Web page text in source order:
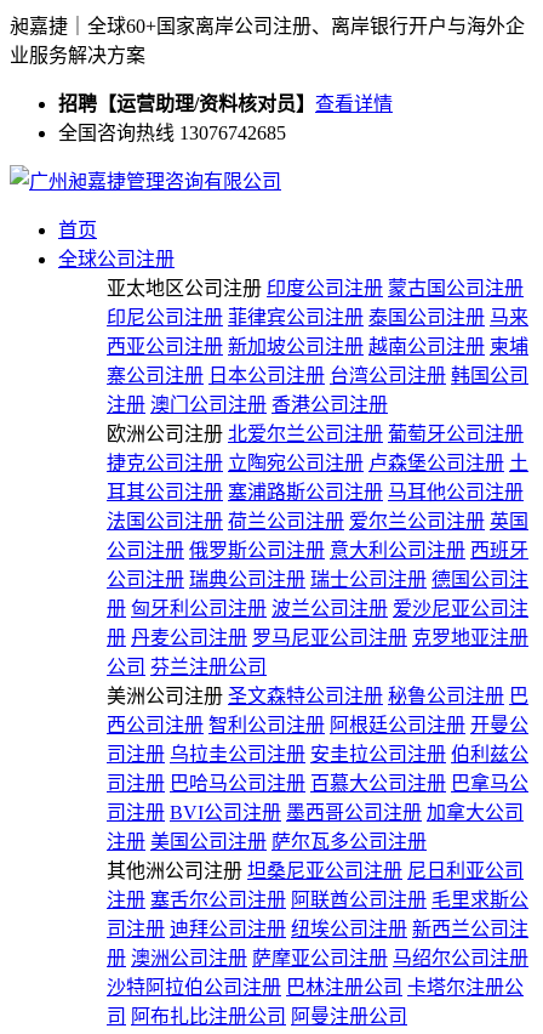
昶嘉捷｜全球60+国家离岸公司注册、离岸银行开户与海外企
业服务解决方案
招聘【运营助理/资料核对员】 查看详情
全国咨询热线 13076742685
首页
全球公司注册
亚太地区公司注册 印度公司注册 蒙古国公司注册
印尼公司注册 菲律宾公司注册 泰国公司注册 马来
西亚公司注册 新加坡公司注册 越南公司注册 柬埔
寨公司注册 日本公司注册 台湾公司注册 韩国公司
注册 澳门公司注册 香港公司注册
欧洲公司注册 北爱尔兰公司注册 葡萄牙公司注册
捷克公司注册 立陶宛公司注册 卢森堡公司注册 土
耳其公司注册 塞浦路斯公司注册 马耳他公司注册
法国公司注册 荷兰公司注册 爱尔兰公司注册 英国
公司注册 俄罗斯公司注册 意大利公司注册 西班牙
公司注册 瑞典公司注册 瑞士公司注册 德国公司注
册 匈牙利公司注册 波兰公司注册 爱沙尼亚公司注
册 丹麦公司注册 罗马尼亚公司注册 克罗地亚注册
公司 芬兰注册公司
美洲公司注册 圣文森特公司注册 秘鲁公司注册 巴
西公司注册 智利公司注册 阿根廷公司注册 开曼公
司注册 乌拉圭公司注册 安圭拉公司注册 伯利兹公
司注册 巴哈马公司注册 百慕大公司注册 巴拿马公
司注册 BVI公司注册 墨西哥公司注册 加拿大公司
注册 美国公司注册 萨尔瓦多公司注册
其他洲公司注册 坦桑尼亚公司注册 尼日利亚公司
注册 塞舌尔公司注册 阿联酋公司注册 毛里求斯公
司注册 迪拜公司注册 纽埃公司注册 新西兰公司注
册 澳洲公司注册 萨摩亚公司注册 马绍尔公司注册
沙特阿拉伯公司注册 巴林注册公司 卡塔尔注册公
司 阿布扎比注册公司 阿曼注册公司